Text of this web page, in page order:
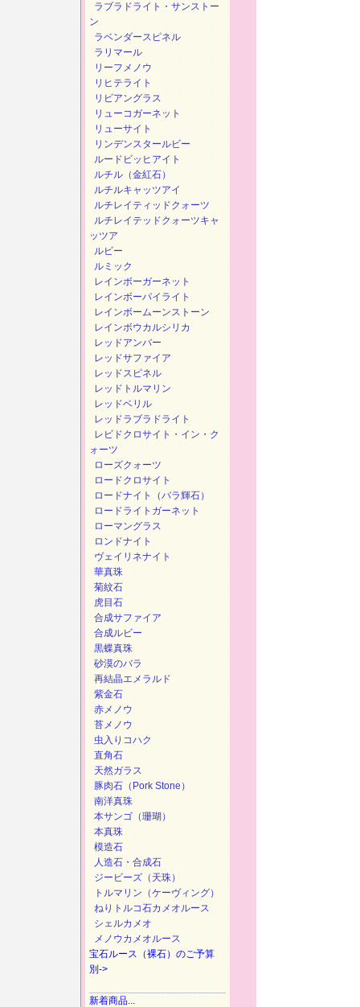
ラブラドライト・サンストー
ン
ラベンダースピネル
ラリマール
リーフメノウ
リヒテライト
リビアングラス
リューコガーネット
リューサイト
リンデンスタールビー
ルードビッヒアイト
ルチル（金紅石）
ルチルキャッツアイ
ルチレイティッドクォーツ
ルチレイテッドクォーツキャ
ッツア
ルビー
ルミック
レインボーガーネット
レインボーパイライト
レインボームーンストーン
レインボウカルシリカ
レッドアンバー
レッドサファイア
レッドスピネル
レッドトルマリン
レッドベリル
レッドラブラドライト
レビドクロサイト・イン・ク
ォーツ
ローズクォーツ
ロードクロサイト
ロードナイト（バラ輝石）
ロードライトガーネット
ローマングラス
ロンドナイト
ヴェイリネナイト
華真珠
菊紋石
虎目石
合成サファイア
合成ルビー
黒蝶真珠
砂漠のバラ
再結晶エメラルド
紫金石
赤メノウ
苔メノウ
虫入りコハク
直角石
天然ガラス
豚肉石（Pork Stone）
南洋真珠
本サンゴ（珊瑚）
本真珠
模造石
人造石・合成石
ジービーズ（天珠）
トルマリン（ケーヴィング）
ねりトルコ石カメオルース
シェルカメオ
メノウカメオルース
宝石ルース（裸石）のご予算
別->
新着商品...